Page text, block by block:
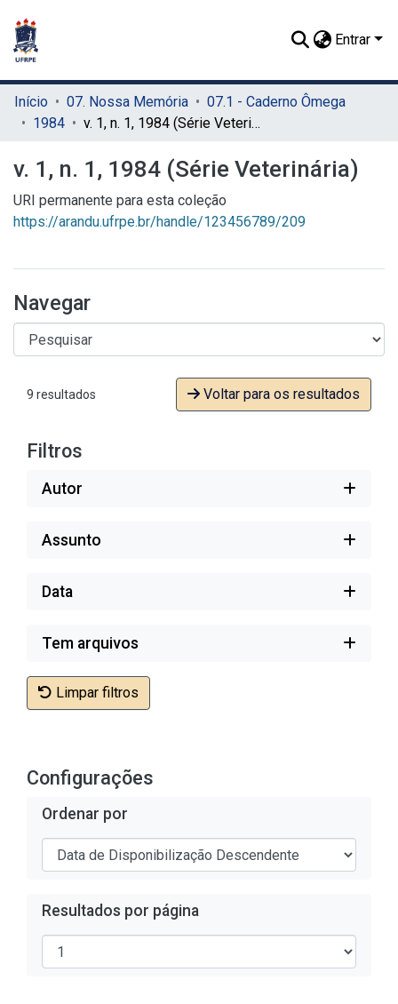
Entrar
Início 07. Nossa Memória
07.1 - Caderno Ômega
1984
v. 1, n. 1, 1984 (Série Veterinária)
v. 1, n. 1, 1984 (Série Veterinária)
URI permanente para esta coleção
https://arandu.ufrpe.br/handle/123456789/209
Navegar
9 resultados Voltar para os resultados
Filtros
Autor
Assunto
Data
Tem arquivos
Limpar filtros
Configurações
Ordenar por
Resultados por página